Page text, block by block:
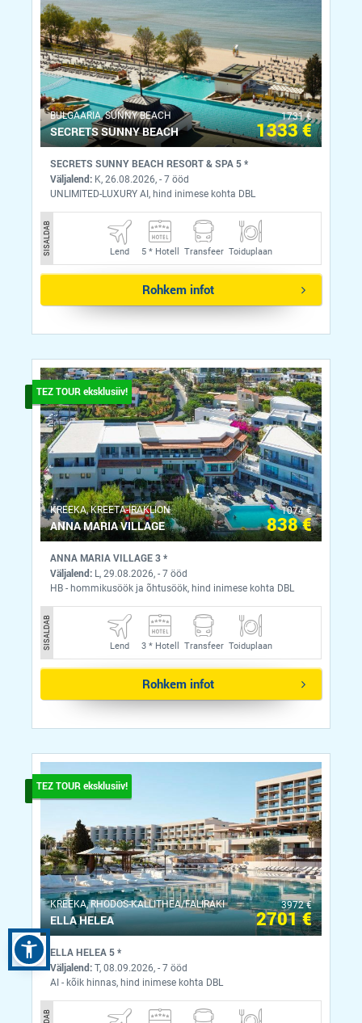
BULGAARIA, SUNNY BEACH
SECRETS SUNNY BEACH
1731 €
1333 €
SECRETS SUNNY BEACH RESORT & SPA 5 *
Väljalend: K, 26.08.2026, - 7 ööd
UNLIMITED-LUXURY AI, hind inimese kohta DBL
SISALDAB Lend 5 *Hotell Transfeer Toiduplaan
Rohkem infot
TEZ TOUR eksklusiiv!
KREEKA, KREETA-IRAKLION
ANNA MARIA VILLAGE
1074 €
838 €
ANNA MARIA VILLAGE 3 *
Väljalend: L, 29.08.2026, - 7 ööd
HB - hommikusöök ja õhtusöök, hind inimese kohta DBL
SISALDAB Lend 3 *Hotell Transfeer Toiduplaan
Rohkem infot
TEZ TOUR eksklusiiv!
KREEKA, RHODOS-KALLITHEA/FALIRAKI
ELLA HELEA
3972 €
2701 €
ELLA HELEA 5 *
Väljalend: T, 08.09.2026, - 7 ööd
AI - kõik hinnas, hind inimese kohta DBL